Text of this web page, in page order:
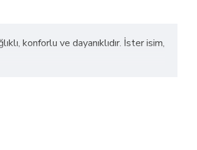
konforlu ve dayanıklıdır. İster isim,